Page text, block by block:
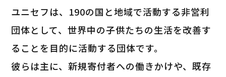
ユニセフは、190の国と地域で活動する非営利
団体として、世界中の子供たちの生活を改善す
ることを目的に活動する団体です。
彼らは主に、新規寄付者への働きかけや、既存